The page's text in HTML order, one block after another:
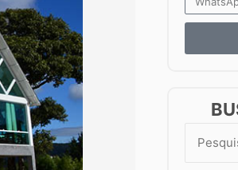
Search